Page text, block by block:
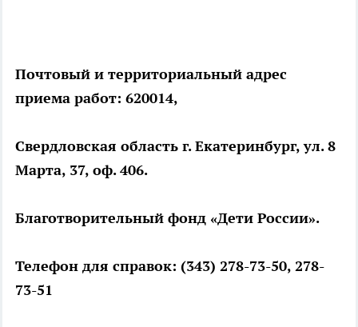
Почтовый и территориальный адрес
приема работ: 620014,
Свердловская область г. Екатеринбург, ул. 8
Марта, 37, оф. 406.
Благотворительный фонд «Дети России».
Телефон для справок: (343) 278-73-50, 278-
73-51